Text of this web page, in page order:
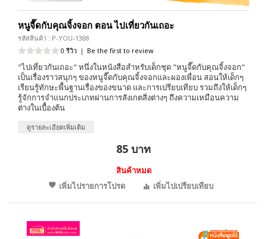
หนูจี๊ดกับคุณจิ้งจอก ตอน ไปเที่ยวกันเถอะ
รหัสสินค้า : P-YOU-1388
0 รีวิว | Be the first to review
"ไปเที่ยวกันเถอะ" หนึ่งในหนังสือสำหรับเด็กชุด "หนูจี๊ดกับคุณจิ้งจอก"
เป็นเรื่องราวสนุกๆ ของหนูจี๊ดกับคุณจิ้งจอกและผองเพื่อน สอนให้เด็กๆ
เรียนรู้ทักษะพื้นฐานเรื่องของขนาด และการเปรียบเทียบ รวมถึงให้เด็กๆ
รู้จักการจำแนกประเภทผ่านการสังเกตสิ่งต่างๆ ถึงความเหมือนความ
ต่างในเบื้องต้น
ดูรายละเอียดเพิ่มเติม
85 บาท
สินค้าหมด
เพิ่มไปรายการโปรด
เพิ่มไปเปรียบเทียบ